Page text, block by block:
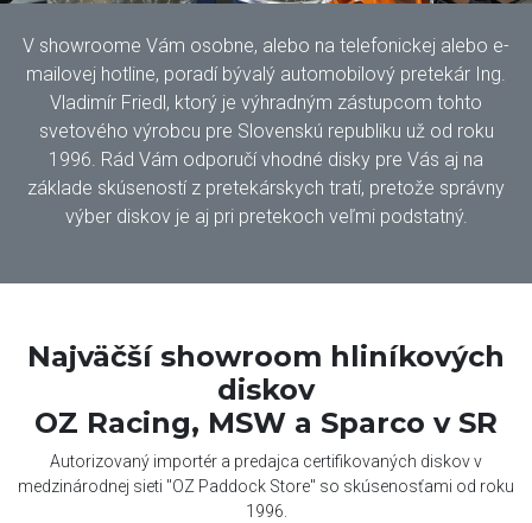
V showroome Vám osobne, alebo na telefonickej alebo e-
mailovej hotline, poradí bývalý automobilový pretekár Ing.
Vladimír Friedl, ktorý je výhradným zástupcom tohto
svetového výrobcu pre Slovenskú republiku už od roku
1996. Rád Vám odporučí vhodné disky pre Vás aj na
základe skúseností z pretekárskych tratí, pretože správny
výber diskov je aj pri pretekoch veľmi podstatný.
Najväčší showroom hliníkových
diskov
OZ Racing, MSW a Sparco v SR
Autorizovaný importér a predajca certifikovaných diskov v
medzinárodnej sieti "OZ Paddock Store" so skúsenosťami od roku
1996.